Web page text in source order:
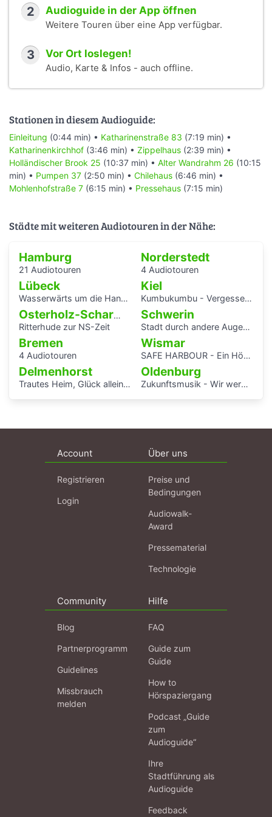
2 Audioguide in der App öffnen
Weitere Touren über eine App verfügbar.
3 Vor Ort loslegen!
Audio, Karte & Infos - auch offline.
Stationen in diesem Audioguide:
Einleitung (0:44 min) • Katharinenstraße 83 (7:19 min) •
Katharinenkirchhof (3:46 min) • Zippelhaus (2:39 min) •
Holländischer Brook 25 (10:37 min) • Alter Wandrahm 26 (10:15
min) • Pumpen 37 (2:50 min) • Chilehaus (6:46 min) •
Mohlenhofstraße 7 (6:15 min) • Pressehaus (7:15 min)
Städte mit weiteren Audiotouren in der Nähe:
Hamburg
21 Audiotouren
Norderstedt
4 Audiotouren
Lübeck
Wasserwärts um die Hansestadt Lübek herum
Kiel
Kumbukumbu - Vergessenen Stimmen auf der Spur
Osterholz-Scharmbeck
Ritterhude zur NS-Zeit
Schwerin
Stadt durch andere Augen - Schwerin Dreesch
Bremen
4 Audiotouren
Wismar
SAFE HARBOUR - Ein Hörspaziergang über Migrationsgeschichte
Delmenhorst
Trautes Heim, Glück allein - interaktiver Audiowalk zum Einfamilienhaus von Katrin Bretschneider &Company
Oldenburg
Zukunftsmusik - Wir werden uns erinnert haben.
Account
Registrieren
Login
Über uns
Preise und
Bedingungen
Audiowalk-
Award
Pressematerial
Technologie
Community
Blog
Partnerprogramm
Guidelines
Missbrauch
melden
Hilfe
FAQ
Guide zum
Guide
How to
Hörspaziergang
Podcast „Guide
zum
Audioguide“
Ihre
Stadtführung als
Audioguide
Feedback